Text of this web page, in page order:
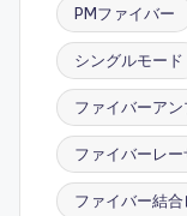
PMファイバー
シングルモード
ファイバーアン
ファイバーレ
ファイバー結